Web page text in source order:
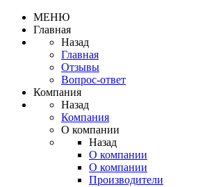
МЕНЮ
Главная
Назад
Главная
Отзывы
Вопрос-ответ
Компания
Назад
Компания
О компании
Назад
О компании
О компании
Производители